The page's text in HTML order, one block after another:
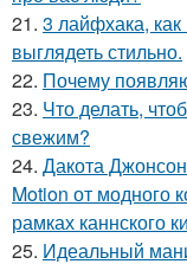
21. 3 лайфхака, как
выглядеть стильно.
22. Почему
23. Что делать,
свежим?
24. Дакота
Motion от модного
рамках каннского
25. Идеальный